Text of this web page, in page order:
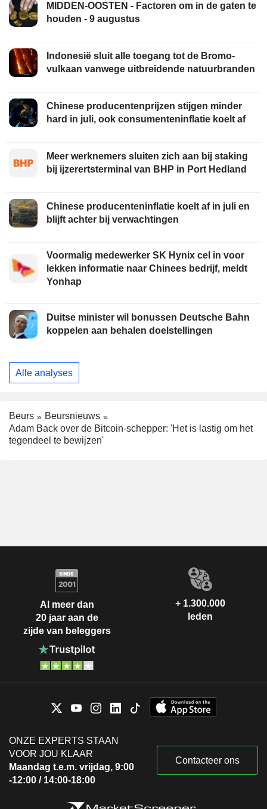
MIDDEN-OOSTEN - Factoren om in de gaten te
houden - 9 augustus
Indonesië sluit alle toegang tot de Bromo-
vulkaan vanwege uitbreidende natuurbranden
Chinese producentenprijzen stijgen minder
hard in juli, ook consumenteninflatie koelt af
Meer werknemers sluiten zich aan bij staking
bij ijzerertsterminal van BHP in Port Hedland
Chinese producenteninflatie koelt af in juli en
blijft achter bij verwachtingen
Voormalig medewerker SK Hynix cel in voor
lekken informatie naar Chinees bedrijf, meldt
Yonhap
Duitse minister wil bonussen Deutsche Bahn
koppelen aan behalen doelstellingen
Alle analyses
Beurs
Beursnieuws
Adam Back over de Bitcoin-schepper: 'Het is lastig om het
tegendeel te bewijzen'
Al meer dan
20 jaar aan de
zijde van beleggers
+ 1.300.000
leden
ONZE EXPERTS STAAN
VOOR JOU KLAAR
Maandag t.e.m. vrijdag, 9:00
-12:00 / 14:00-18:00
Contacteer ons